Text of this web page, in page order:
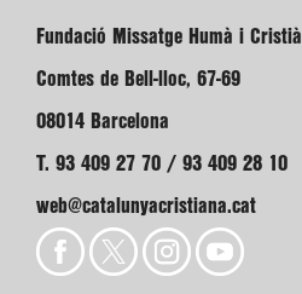
Fundació Missatge Humà i Cristià
Comtes de Bell-lloc, 67-69
08014 Barcelona
T. 93 409 27 70 / 93 409 28 10
web@catalunyacristiana.cat